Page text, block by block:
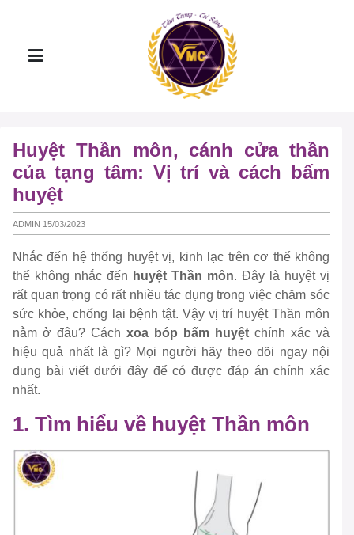
Huyệt Thần môn, cánh cửa thần
của tạng tâm: Vị trí và cách bấm
huyệt
ADMIN 15/03/2023
Nhắc đến hệ thống huyệt vị, kinh lạc trên cơ thể không
thể không nhắc đến huyệt Thần môn. Đây là huyệt vị
rất quan trọng có rất nhiều tác dụng trong việc chăm sóc
sức khỏe, chống lại bệnh tật. Vậy vị trí huyệt Thần môn
nằm ở đâu? Cách xoa bóp bấm huyệt chính xác và
hiệu quả nhất là gì? Mọi người hãy theo dõi ngay nội
dung bài viết dưới đây để có được đáp án chính xác
nhất.
1. Tìm hiểu về huyệt Thần môn